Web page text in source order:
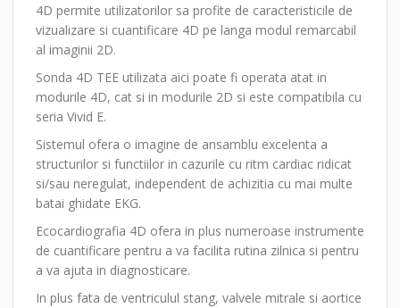
4D permite utilizatorilor sa profite de caracteristicile de
vizualizare si cuantificare 4D pe langa modul remarcabil
al imaginii 2D.
Sonda 4D TEE utilizata aici poate fi operata atat in
modurile 4D, cat si in modurile 2D si este compatibila cu
seria Vivid E.
Sistemul ofera o imagine de ansamblu excelenta a
structurilor si functiilor in cazurile cu ritm cardiac ridicat
si/sau neregulat, independent de achizitia cu mai multe
batai ghidate EKG.
Ecocardiografia 4D ofera in plus numeroase instrumente
de cuantificare pentru a va facilita rutina zilnica si pentru
a va ajuta in diagnosticare.
In plus fata de ventriculul stang, valvele mitrale si aortice